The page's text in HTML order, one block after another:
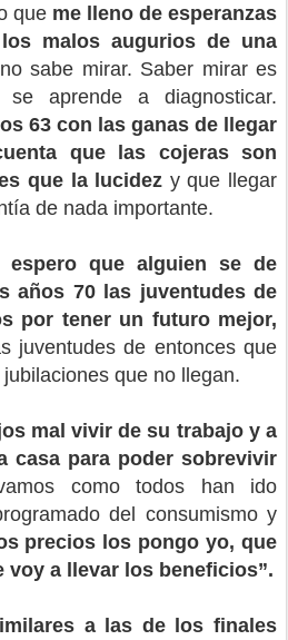
que me lleno de esperanzas
malos augurios de una
sabe mirar. Saber mirar es
aprende a diagnosticar.
63 con las ganas de llegar
que las cojeras son
que la lucidez y que llegar
de nada importante.
que alguien se de
años 70 las juventudes de
por tener un futuro mejor,
juventudes de entonces que
que no llegan.
mal vivir de su trabajo y a
casa para poder sobrevivir
como todos han ido
del consumismo y
precios los pongo yo, que
voy a llevar los beneficios”.
a las de los finales